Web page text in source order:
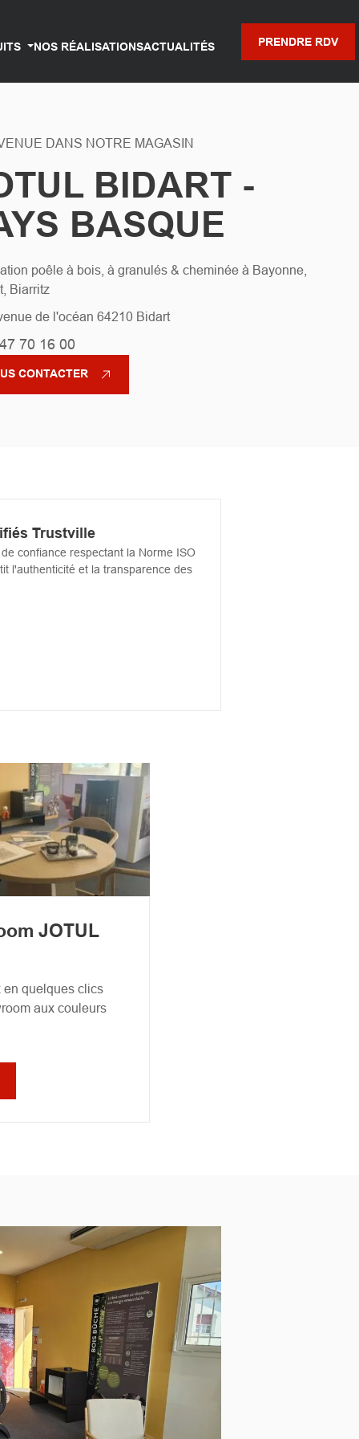
NOS RÉALISATIONSACTUALITÉS PRENDRE RDV
DANS NOTRE MAGASIN
BIDART -
BASQUE
poêle à bois, à granulés & cheminée à Bayonne,
Biarritz
de l'océan 64210 Bidart
70 16 00
CONTACTER
Trustville
confiance respectant la Norme ISO
l'authenticité et la transparence des
JOTUL
en quelques clics
aux couleurs